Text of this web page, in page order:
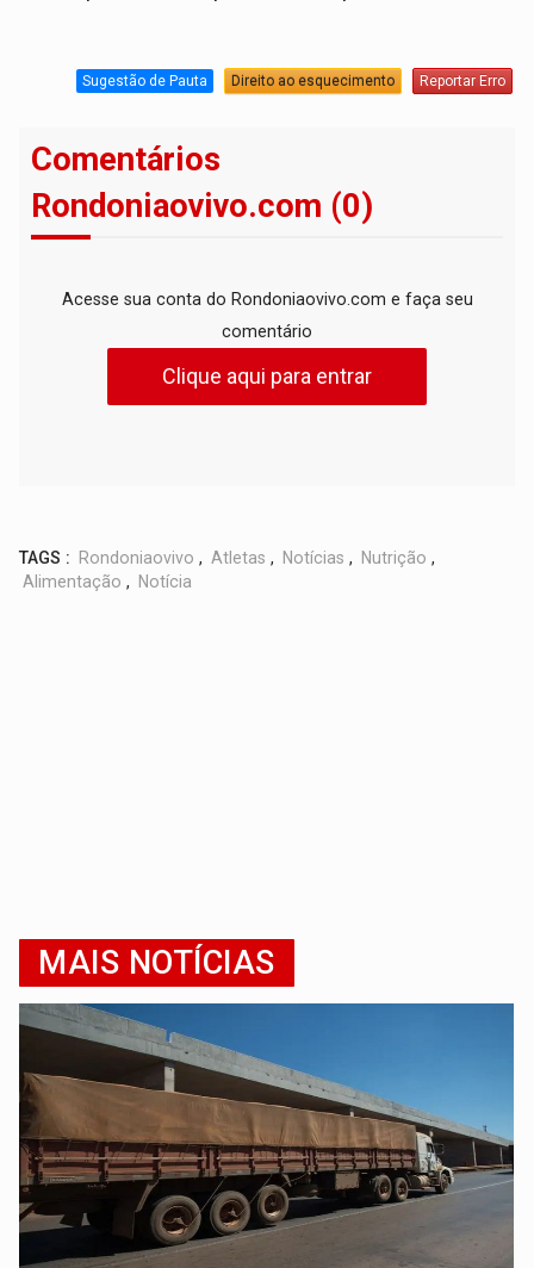
Sugestão de Pauta Direito ao esquecimento Reportar Erro
Comentários
Rondoniaovivo.com (0)
Acesse sua conta do Rondoniaovivo.com e faça seu
comentário
Clique aqui para entrar
TAGS : Rondoniaovivo , Atletas , Notícias , Nutrição ,
Alimentação , Notícia
MAIS NOTÍCIAS